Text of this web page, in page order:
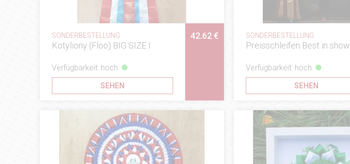
SONDERBESTELLUNG
Kotyliony (Floo) BIG SIZE I
42.62 €
Verfügbarkeit: hoch
SEHEN
SONDERBESTELLUNG
Preisschleifen Best in show
Verfügbarkeit: hoch
SEHEN